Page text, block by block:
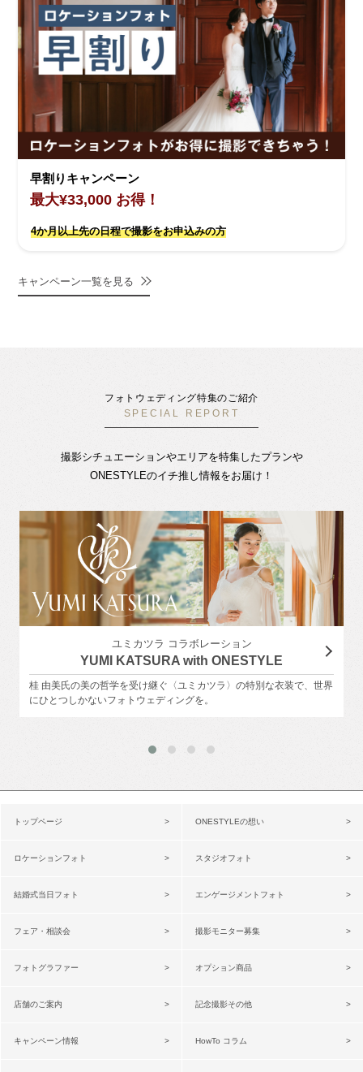
早割りキャンペーン
最大¥33,000 お得！
4か月以上先の日程で撮影をお申込みの方
キャンペーン一覧を見る
フォトウェディング特集のご紹介
SPECIAL REPORT
撮影シチュエーションやエリアを特集したプランや
ONESTYLEのイチ推し情報をお届け！
ユミカツラ コラボレーション
YUMI KATSURA with ONESTYLE
桂 由美氏の美の哲学を受け継ぐ〈ユミカツラ〉の特別な衣装で、世界
にひとつしかないフォトウェディングを。
トップページ ONESTYLEの想い
ロケーションフォト スタジオフォト
結婚式当日フォト エンゲージメントフォト
フェア・相談会 撮影モニター募集
フォトグラファー オプション商品
店舗のご案内 記念撮影その他
キャンペーン情報 HowTo コラム